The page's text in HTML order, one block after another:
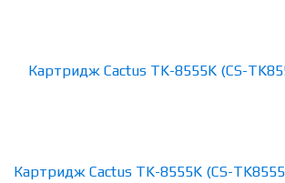
Картридж Cactus TK-8555K (CS-